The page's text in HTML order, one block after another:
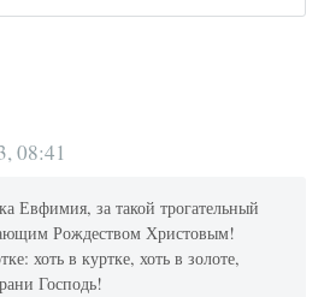
08:41
Евфимия, за такой трогательный
Рождеством Христовым!
хоть в куртке, хоть в золоте,
Господь!